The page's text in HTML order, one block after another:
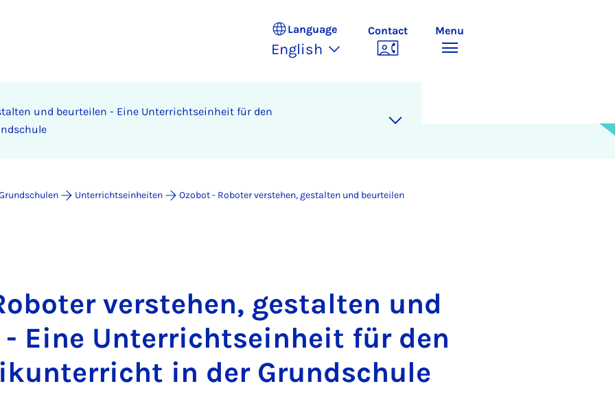
Language
English
Contact Menu
und beurteilen - Eine Unterrichtseinheit für den
Unterrichtseinheiten Ozobot - Roboter verstehen, gestalten und beurteilen
verstehen, gestalten und
Eine Unterrichtseinheit für den
in der Grundschule